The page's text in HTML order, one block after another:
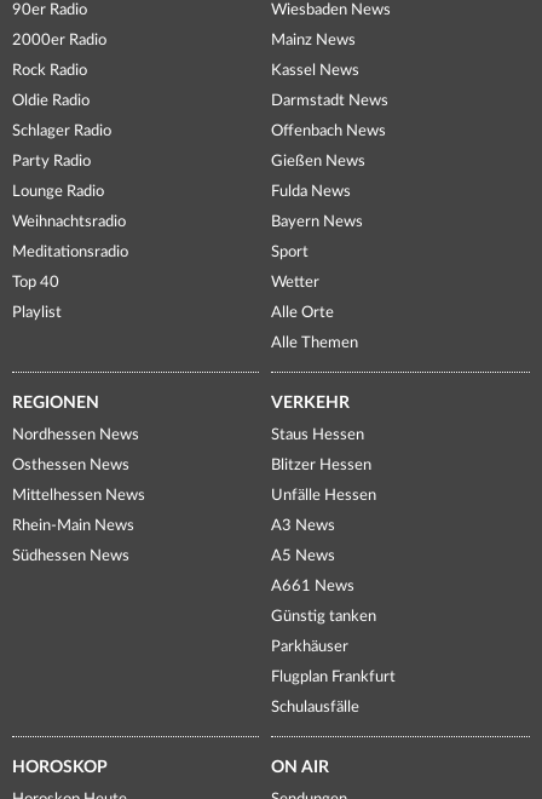
90er Radio
2000er Radio
Rock Radio
Oldie Radio
Schlager Radio
Party Radio
Lounge Radio
Weihnachtsradio
Meditationsradio
Top 40
Playlist
Wiesbaden News
Mainz News
Kassel News
Darmstadt News
Offenbach News
Gießen News
Fulda News
Bayern News
Sport
Wetter
Alle Orte
Alle Themen
REGIONEN
Nordhessen News
Osthessen News
Mittelhessen News
Rhein-Main News
Südhessen News
VERKEHR
Staus Hessen
Blitzer Hessen
Unfälle Hessen
A3 News
A5 News
A661 News
Günstig tanken
Parkhäuser
Flugplan Frankfurt
Schulausfälle
HOROSKOP ON AIR